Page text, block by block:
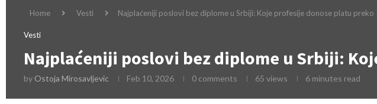
Home Vesti Najplaćeniji poslovi bez diplome u Srbiji: Koje profesije donose platu
Vesti
Najplaćeniji poslovi bez diplome u Srbiji:
by Ostoja Mirosavljevic Feb 10, 2026 0 comments 65 views 6 minutes read